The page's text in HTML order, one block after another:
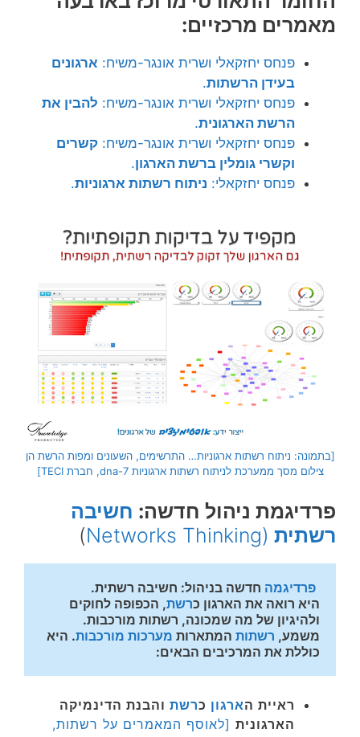
מאמרים מרכזיים:
פנחס יחזקאלי ושרית אונגר-משיח: ארגונים
בעידן הרשתות.
פנחס יחזקאלי ושרית אונגר-משיח: להבין את
הרשת הארגונית.
פנחס יחזקאלי ושרית אונגר-משיח: קשרים
וקשרי גומלין ברשת הארגון.
פנחס יחזקאלי: ניתוח רשתות ארגוניות.
[בתמונה: ניתוח רשתות ארגוניות… התרשימים, השעונים ומפות הרשת הן
צילום מסך ממערכת לניתוח רשתות ארגוניות dna-7, חברת TECI]
פרדיגמת ניהול חדשה: חשיבה
רשתית (Networks Thinking
)
פרדיגמה
היא רואה את הארגון כרשת
משמע, רשתות המתארות מערכות מורכבות
כוללת את המרכיבים הבאים:
ראיית הארגון כרשת והבנת הדינמיקה
הארגונית [לאוסף המאמרים על רשתות,